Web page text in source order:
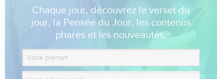
Chaque jour, découvrez le verset du
jour, la Pensée du Jour, les contenus
phares et les nouveautés.